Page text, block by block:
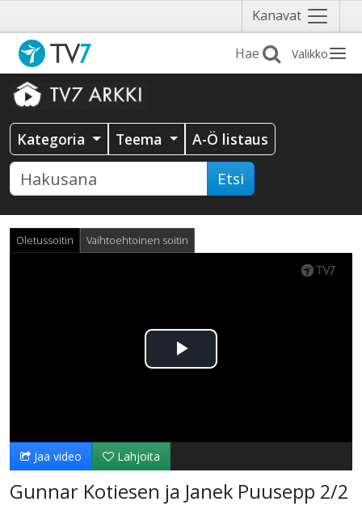
Kanavat Näytä
valikko
Valikko
Kategoria Teema A-Ö listaus
Etsi
Oletussoitin Vaihtoehtoinen soitin
Toista
Jaa video Lahjoita
Gunnar Kotiesen ja Janek Puusepp 2/2